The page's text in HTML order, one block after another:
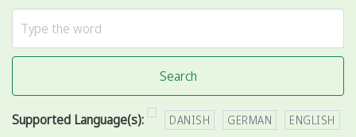
Search
Supported Language(s): DANISH GERMAN ENGLISH